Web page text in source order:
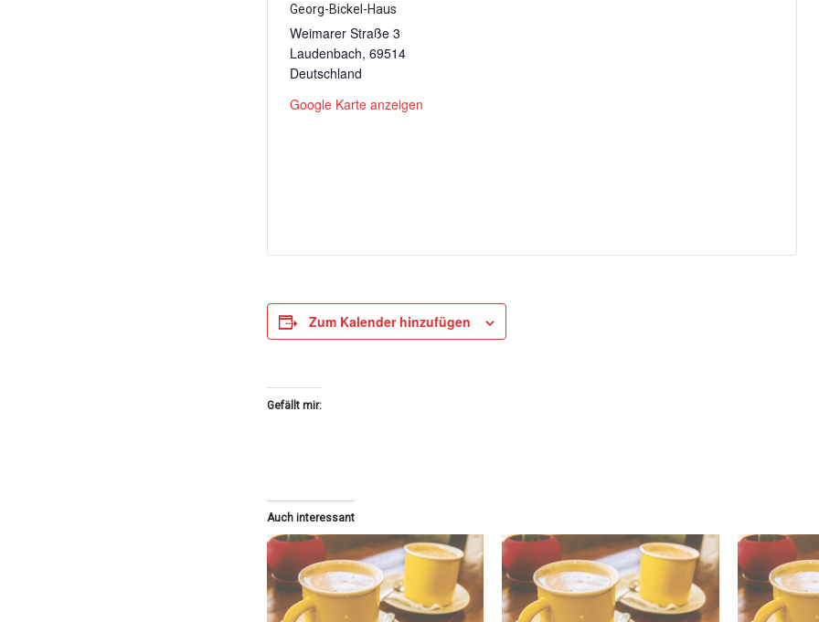
Georg-Bickel-Haus
Weimarer Straße 3
Laudenbach, 69514
Deutschland
Google Karte anzeigen
Zum Kalender hinzufügen
Gefällt mir:
Auch interessant